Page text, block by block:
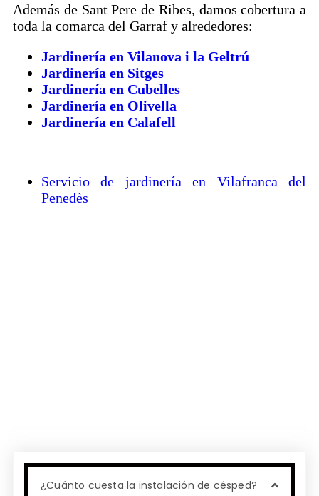
Además de Sant Pere de Ribes, damos cobertura a
toda la comarca del Garraf y alrededores:
Jardinería en Vilanova i la Geltrú
Jardinería en Sitges
Jardinería en Cubelles
Jardinería en Olivella
Jardinería en Calafell
Servicio de jardinería en Vilafranca del
Penedès
¿Cuánto cuesta la instalación de césped?